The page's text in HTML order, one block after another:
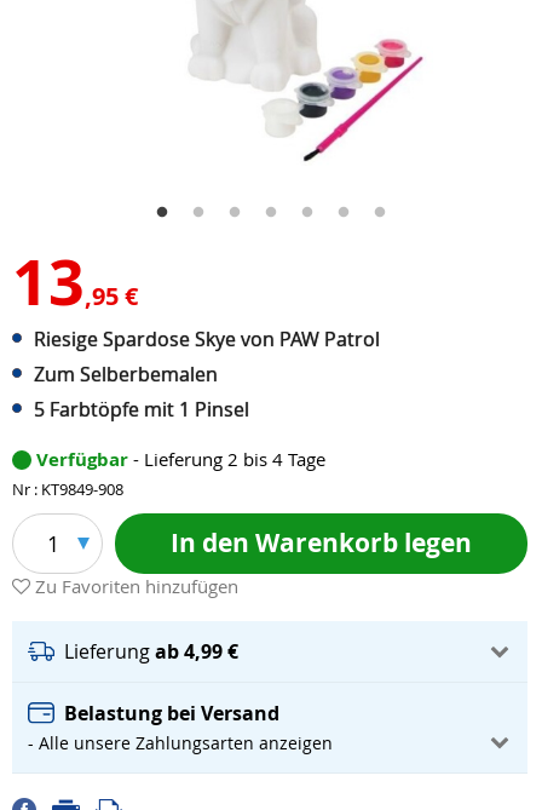
13,95 €
Riesige Spardose Skye von PAW Patrol
Zum Selberbemalen
5 Farbtöpfe mit 1 Pinsel
Verfügbar - Lieferung 2 bis 4 Tage
Nr : KT9849-908
1 In den Warenkorb legen
Zu Favoriten hinzufügen
Lieferungab 4,99 €
Belastung bei Versand
- Alle unsere Zahlungsarten anzeigen